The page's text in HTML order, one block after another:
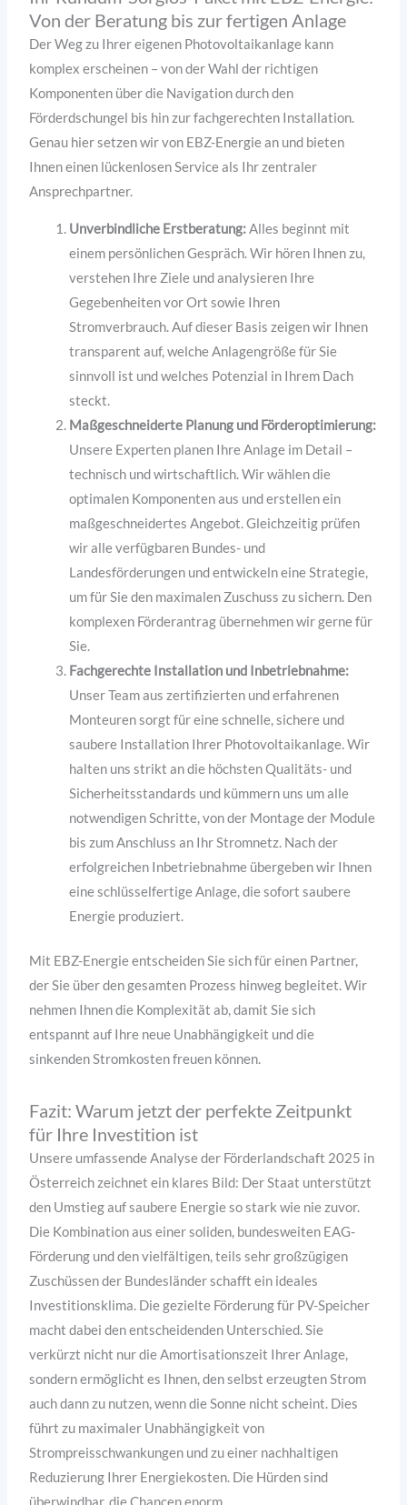
Von der Beratung bis zur fertigen Anlage
Der Weg zu Ihrer eigenen Photovoltaikanlage kann
komplex erscheinen – von der Wahl der richtigen
Komponenten über die Navigation durch den
Förderdschungel bis hin zur fachgerechten Installation.
Genau hier setzen wir von EBZ-Energie an und bieten
Ihnen einen lückenlosen Service als Ihr zentraler
Ansprechpartner.
Unverbindliche Erstberatung:Alles beginnt mit
einem persönlichen Gespräch. Wir hören Ihnen zu,
verstehen Ihre Ziele und analysieren Ihre
Gegebenheiten vor Ort sowie Ihren
Stromverbrauch. Auf dieser Basis zeigen wir Ihnen
transparent auf, welche Anlagengröße für Sie
sinnvoll ist und welches Potenzial in Ihrem Dach
steckt.
Maßgeschneiderte Planung und Förderoptimierung:
Unsere Experten planen Ihre Anlage im Detail –
technisch und wirtschaftlich. Wir wählen die
optimalen Komponenten aus und erstellen ein
maßgeschneidertes Angebot. Gleichzeitig prüfen
wir alle verfügbaren Bundes- und
Landesförderungen und entwickeln eine Strategie,
um für Sie den maximalen Zuschuss zu sichern. Den
komplexen Förderantrag übernehmen wir gerne für
Sie.
Fachgerechte Installation und Inbetriebnahme:
Unser Team aus zertifizierten und erfahrenen
Monteuren sorgt für eine schnelle, sichere und
saubere Installation Ihrer Photovoltaikanlage. Wir
halten uns strikt an die höchsten Qualitäts- und
Sicherheitsstandards und kümmern uns um alle
notwendigen Schritte, von der Montage der Module
bis zum Anschluss an Ihr Stromnetz. Nach der
erfolgreichen Inbetriebnahme übergeben wir Ihnen
eine schlüsselfertige Anlage, die sofort saubere
Energie produziert.
Mit EBZ-Energie entscheiden Sie sich für einen Partner,
der Sie über den gesamten Prozess hinweg begleitet. Wir
nehmen Ihnen die Komplexität ab, damit Sie sich
entspannt auf Ihre neue Unabhängigkeit und die
sinkenden Stromkosten freuen können.
Fazit: Warum jetzt der perfekte Zeitpunkt
für Ihre Investition ist
Unsere umfassende Analyse der Förderlandschaft 2025 in
Österreich zeichnet ein klares Bild: Der Staat unterstützt
den Umstieg auf saubere Energie so stark wie nie zuvor.
Die Kombination aus einer soliden, bundesweiten EAG-
Förderung und den vielfältigen, teils sehr großzügigen
Zuschüssen der Bundesländer schafft ein ideales
Investitionsklima. Die gezielte Förderung für PV-Speicher
macht dabei den entscheidenden Unterschied. Sie
verkürzt nicht nur die Amortisationszeit Ihrer Anlage,
sondern ermöglicht es Ihnen, den selbst erzeugten Strom
auch dann zu nutzen, wenn die Sonne nicht scheint. Dies
führt zu maximaler Unabhängigkeit von
Strompreisschwankungen und zu einer nachhaltigen
Reduzierung Ihrer Energiekosten. Die Hürden sind
überwindbar, die Chancen enorm.